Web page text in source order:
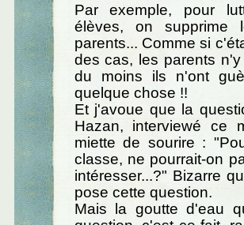
Par exemple, pour
élèves, on supprime
parents... Comme si
des cas, les parents
du moins ils n'ont
quelque chose !!
Et j'avoue que la
Hazan, interviewé ce
miette de sourire :
classe, ne pourrait-on
intéresser...?" Bizarre
pose cette question.
Mais la goutte d'eau